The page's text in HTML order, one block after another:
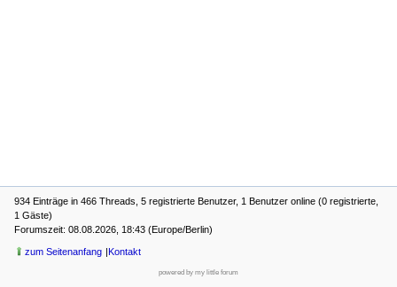
934 Einträge in 466 Threads, 5 registrierte Benutzer, 1 Benutzer online (0 registrierte,
1 Gäste)
Forumszeit: 08.08.2026, 18:43 (Europe/Berlin)
zum Seitenanfang Kontakt
powered by my little forum